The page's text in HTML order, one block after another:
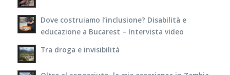
Dove costruiamo l’inclusione? Disabilità e
educazione a Bucarest – Intervista video
Tra droga e invisibilità